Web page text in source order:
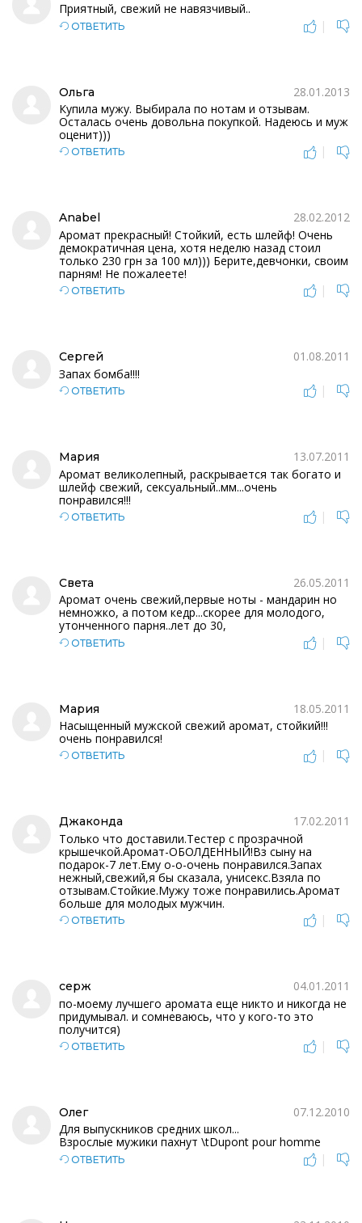
Приятный, свежий не навязчивый..
ОТВЕТИТЬ |
Ольга
28.01.2013
Купила мужу. Выбирала по нотам и отзывам.
Осталась очень довольна покупкой. Надеюсь и муж
оценит)))
ОТВЕТИТЬ |
Anabel
28.02.2012
Аромат прекрасный! Стойкий, есть шлейф! Очень
демократичная цена, хотя неделю назад стоил
только 230 грн за 100 мл))) Берите,девчонки, своим
парням! Не пожалеете!
ОТВЕТИТЬ |
Сергей
01.08.2011
Запах бомба!!!!
ОТВЕТИТЬ |
Мария
13.07.2011
Аромат великолепный, раскрывается так богато и
шлейф свежий, сексуальный..мм...очень
понравился!!!
ОТВЕТИТЬ |
Света
26.05.2011
Аромат очень свежий,первые ноты - мандарин но
немножко, а потом кедр...скорее для молодого,
утонченного парня..лет до 30,
ОТВЕТИТЬ |
Мария
18.05.2011
Насыщенный мужской свежий аромат, стойкий!!!
очень понравился!
ОТВЕТИТЬ |
Джаконда
17.02.2011
Только что доставили.Тестер с прозрачной
крышечкой.Аромат-ОБОЛДЕННЫЙ!Вз сыну на
подарок-7 лет.Ему о-о-очень понравился.Запах
нежный,свежий,я бы сказала, унисекс.Взяла по
отзывам.Стойкие.Мужу тоже понравились.Аромат
больше для молодых мужчин.
ОТВЕТИТЬ |
серж
04.01.2011
по-моему лучшего аромата еще никто и никогда не
придумывал. и сомневаюсь, что у кого-то это
получится)
ОТВЕТИТЬ |
Олег
07.12.2010
Для выпускников средних школ...
Взрослые мужики пахнут \tDupont pour homme
ОТВЕТИТЬ |